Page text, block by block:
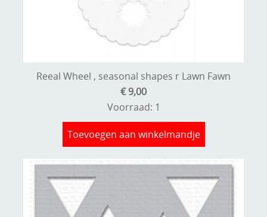
Reeal Wheel , seasonal shapes r Lawn Fawn
€ 9,00
Voorraad: 1
Toevoegen aan winkelmandje